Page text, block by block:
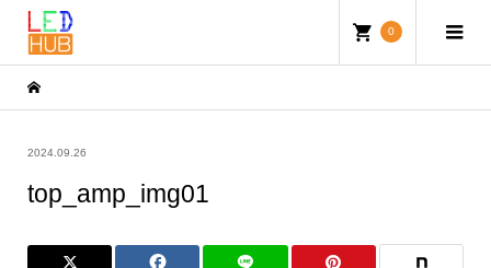
0
2024.09.26
top_amp_img01